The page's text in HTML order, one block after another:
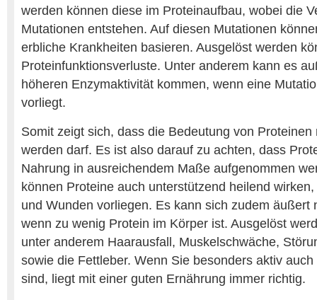
werden können diese im Proteinaufbau, wobei die
Mutationen entstehen. Auf diesen Mutationen
erbliche Krankheiten basieren. Ausgelöst werden
Proteinfunktionsverluste. Unter anderem kann es
höheren Enzymaktivität kommen, wenn eine
vorliegt.
Somit zeigt sich, dass die Bedeutung von Proteinen
werden darf. Es ist also darauf zu achten, dass
Nahrung in ausreichendem Maße aufgenommen
können Proteine auch unterstützend heilend
und Wunden vorliegen. Es kann sich zudem äußert
wenn zu wenig Protein im Körper ist. Ausgelöst
unter anderem Haarausfall, Muskelschwäche,
sowie die Fettleber. Wenn Sie besonders aktiv
sind, liegt mit einer guten Ernährung immer richtig.